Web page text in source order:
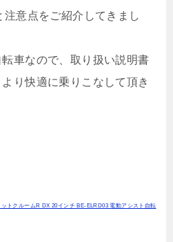
注意点をご紹介してきまし
車なので、取り扱い説明書
り快適に乗りこなして頂き
トクルームR DX 20インチ BE-ELRD03 電動アシスト自転